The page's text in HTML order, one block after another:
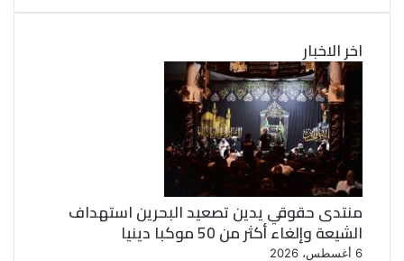
اخر الاخبار
منتدى حقوقي يدين تصعيد البحرين استهداف
الشيعة وإلغاء أكثر من 50 موكبا دينيا
6 أغسطس، 2026